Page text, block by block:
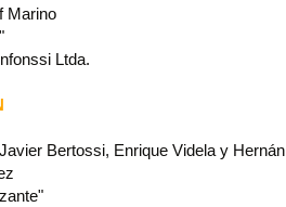
Marino
Ltda.
Bertossi, Enrique Videla y Hernán